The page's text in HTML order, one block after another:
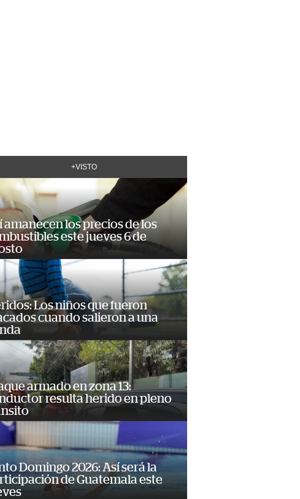
+VISTO
amanecen los precios de los
este jueves 6 de
Los niños que fueron
cuando salieron a una
armado en zona 13:
resulta herido en pleno
Domingo 2026: Así será la
de Guatemala este